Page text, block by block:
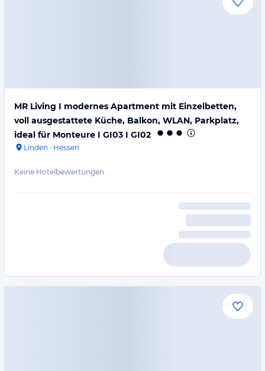
MR Living I modernes Apartment mit Einzelbetten,
voll ausgestattete Küche, Balkon, WLAN, Parkplatz,
ideal für Monteure I GI03 I GI02
Linden · Hessen
Keine Hotelbewertungen